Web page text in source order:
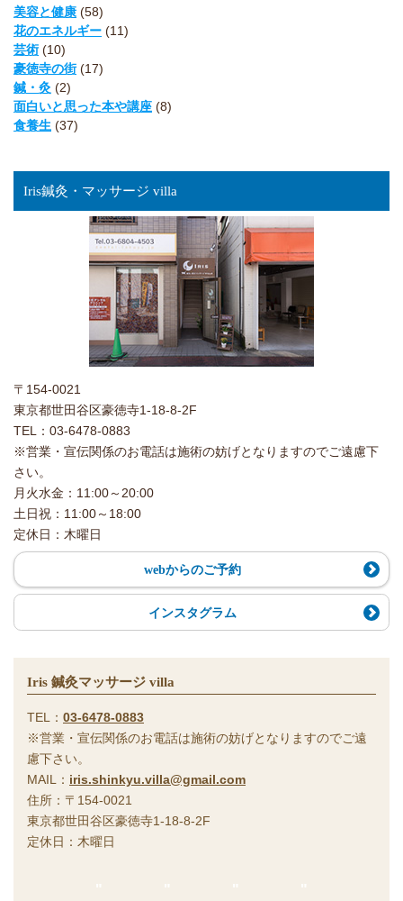
美容と健康 (58)
花のエネルギー (11)
芸術 (10)
豪徳寺の街(17)
鍼・灸 (2)
面白いと思った本や講座 (8)
食養生 (37)
Iris鍼灸・マッサージ villa
〒154-0021
東京都世田谷区豪徳寺1-18-8-2F
TEL：03-6478-0883
※営業・宣伝関係のお電話は施術の妨げとなりますのでご遠慮下
さい。
月火水金：11:00～20:00
土日祝：11:00～18:00
定休日：木曜日
webからのご予約
インスタグラム
Iris 鍼灸マッサージ villa
TEL： 03-6478-0883
※営業・宣伝関係のお電話は施術の妨げとなりますのでご遠
慮下さい。
MAIL： iris.shinkyu.villa@gmail.com
住所：〒154-0021
東京都世田谷区豪徳寺1-18-8-2F
定休日：木曜日
" " " "